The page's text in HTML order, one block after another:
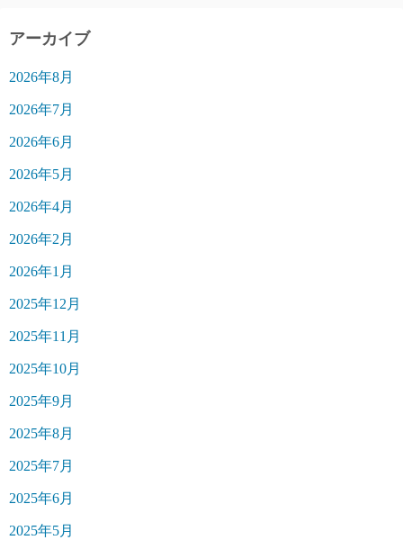
アーカイブ
2026年8月
2026年7月
2026年6月
2026年5月
2026年4月
2026年2月
2026年1月
2025年12月
2025年11月
2025年10月
2025年9月
2025年8月
2025年7月
2025年6月
2025年5月